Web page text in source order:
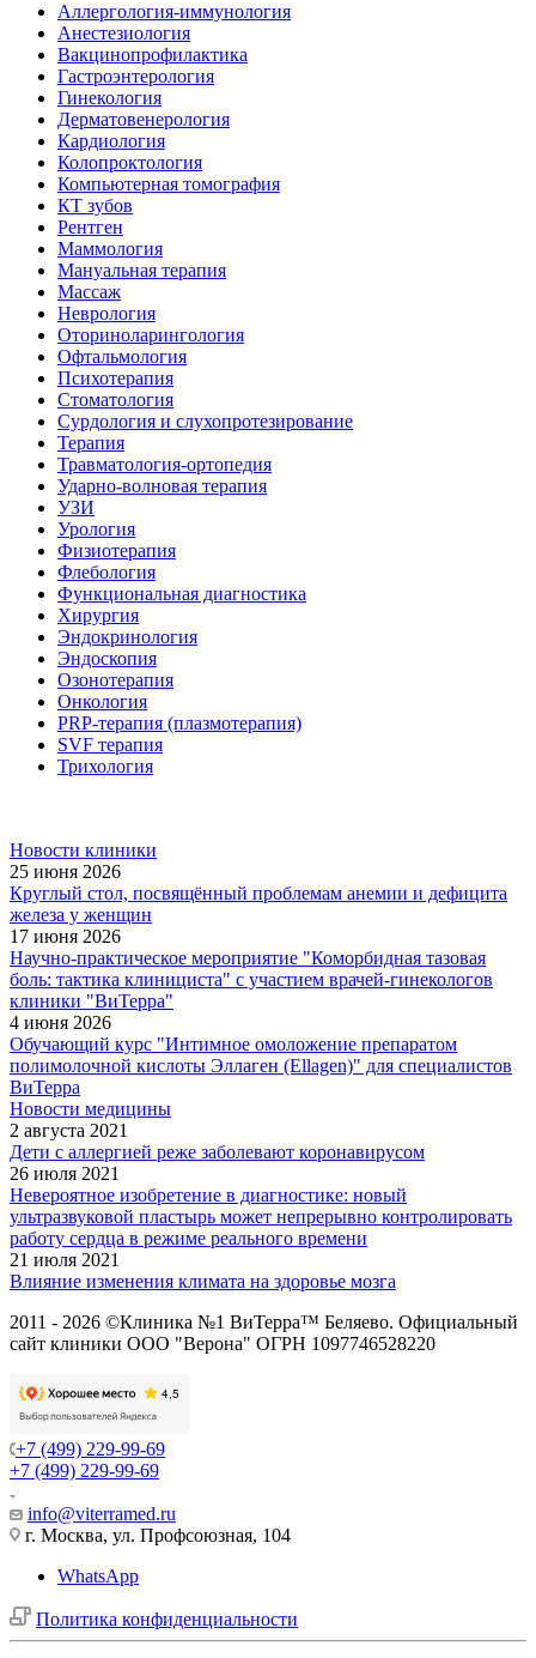
Аллергология-иммунология
Анестезиология
Вакцинопрофилактика
Гастроэнтерология
Гинекология
Дерматовенерология
Кардиология
Колопроктология
Компьютерная томография
КТ зубов
Рентген
Маммология
Мануальная терапия
Массаж
Неврология
Оториноларингология
Офтальмология
Психотерапия
Стоматология
Сурдология и слухопротезирование
Терапия
Травматология-ортопедия
Ударно-волновая терапия
УЗИ
Урология
Физиотерапия
Флебология
Функциональная диагностика
Хирургия
Эндокринология
Эндоскопия
Озонотерапия
Онкология
PRP-терапия (плазмотерапия)
SVF терапия
Трихология
Новости клиники
25 июня 2026
Круглый стол, посвящённый проблемам анемии и дефицита
железа у женщин
17 июня 2026
Научно-практическое мероприятие "Коморбидная тазовая
боль: тактика клинициста" с участием врачей-гинекологов
клиники "ВиТерра"
4 июня 2026
Обучающий курс "Интимное омоложение препаратом
полимолочной кислоты Эллаген (Ellagen)" для специалистов
ВиТерра
Новости медицины
2 августа 2021
Дети с аллергией реже заболевают коронавирусом
26 июля 2021
Невероятное изобретение в диагностике: новый
ультразвуковой пластырь может непрерывно контролировать
работу сердца в режиме реального времени
21 июля 2021
Влияние изменения климата на здоровье мозга
2011 - 2026 ©Клиника №1 ВиТерра™ Беляево. Официальный
сайт клиники ООО "Верона" ОГРН 1097746528220
+7 (499) 229-99-69
+7 (499) 229-99-69
info@viterramed.ru
г. Москва, ул. Профсоюзная, 104
WhatsApp
Политика конфиденциальности